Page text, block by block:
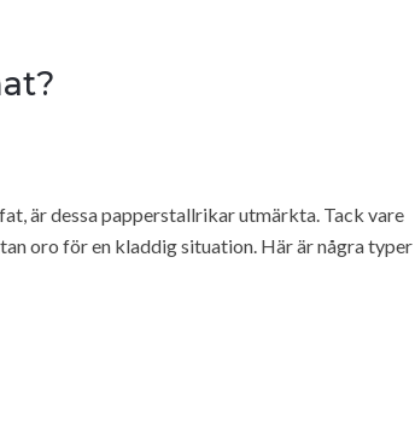
är dessa papperstallrikar utmärkta. Tack vare
oro för en kladdig situation. Här är några typer